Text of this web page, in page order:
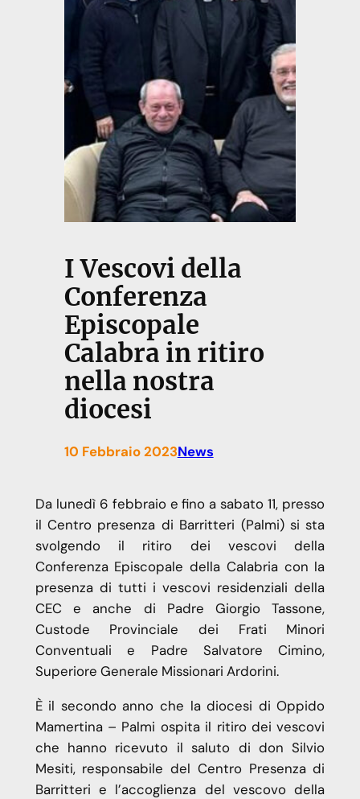
I Vescovi della
Conferenza
Episcopale
Calabra in ritiro
nella nostra
diocesi
10 Febbraio 2023News
Da lunedì 6 febbraio e fino a sabato 11, presso
il Centro presenza di Barritteri (Palmi) si sta
svolgendo il ritiro dei vescovi della
Conferenza Episcopale della Calabria con la
presenza di tutti i vescovi residenziali della
CEC e anche di Padre Giorgio Tassone,
Custode Provinciale dei Frati Minori
Conventuali e Padre Salvatore Cimino,
Superiore Generale Missionari Ardorini.
È il secondo anno che la diocesi di Oppido
Mamertina – Palmi ospita il ritiro dei vescovi
che hanno ricevuto il saluto di don Silvio
Mesiti, responsabile del Centro Presenza di
Barritteri e l’accoglienza del vescovo della